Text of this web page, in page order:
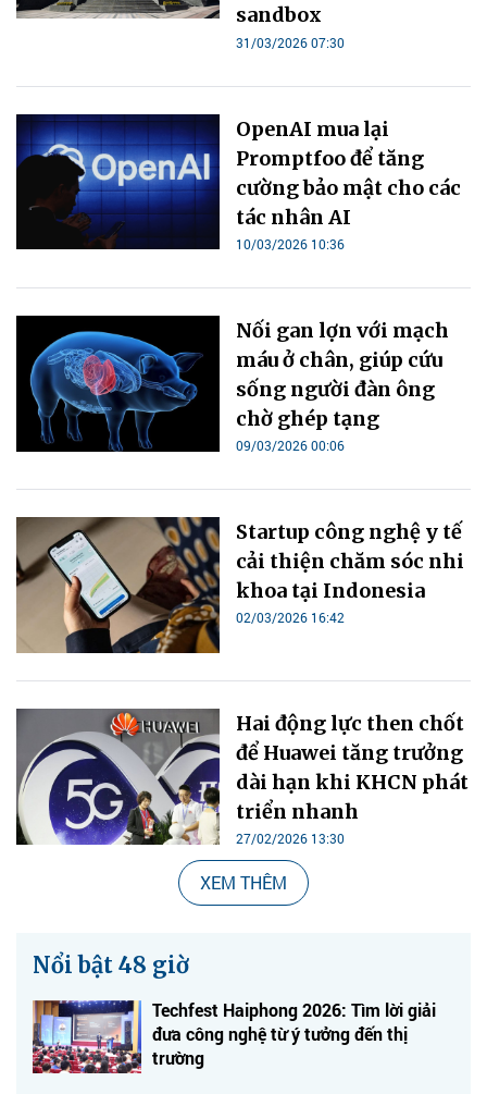
sandbox
31/03/2026 07:30
OpenAI mua lại
Promptfoo để tăng
cường bảo mật cho các
tác nhân AI
10/03/2026 10:36
Nối gan lợn với mạch
máu ở chân, giúp cứu
sống người đàn ông
chờ ghép tạng
09/03/2026 00:06
Startup công nghệ y tế
cải thiện chăm sóc nhi
khoa tại Indonesia
02/03/2026 16:42
Hai động lực then chốt
để Huawei tăng trưởng
dài hạn khi KHCN phát
triển nhanh
27/02/2026 13:30
XEM THÊM
Nổi bật 48 giờ
Techfest Haiphong 2026: Tìm lời giải
đưa công nghệ từ ý tưởng đến thị
trường